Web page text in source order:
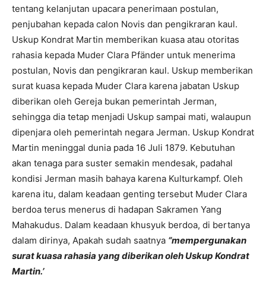
tentang kelanjutan upacara penerimaan postulan,
penjubahan kepada calon Novis dan pengikraran kaul.
Uskup Kondrat Martin memberikan kuasa atau otoritas
rahasia kepada Muder Clara Pfänder untuk menerima
postulan, Novis dan pengikraran kaul. Uskup memberikan
surat kuasa kepada Muder Clara karena jabatan Uskup
diberikan oleh Gereja bukan pemerintah Jerman,
sehingga dia tetap menjadi Uskup sampai mati, walaupun
dipenjara oleh pemerintah negara Jerman. Uskup Kondrat
Martin meninggal dunia pada 16 Juli 1879. Kebutuhan
akan tenaga para suster semakin mendesak, padahal
kondisi Jerman masih bahaya karena Kulturkampf. Oleh
karena itu, dalam keadaan genting tersebut Muder Clara
berdoa terus menerus di hadapan Sakramen Yang
Mahakudus. Dalam keadaan khusyuk berdoa, di bertanya
dalam dirinya, Apakah sudah saatnya “mempergunakan
surat kuasa rahasia yang diberikan oleh Uskup Kondrat
Martin.’